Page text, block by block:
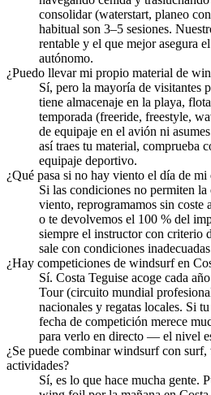
consolidar (waterstart, planeo
habitual son 3–5 sesiones.
rentable y el que mejor asegura
autónomo.
¿Puedo llevar mi propio material de
Sí, pero la mayoría de visitantes
tiene almacenaje en la playa,
temporada (freeride, freestyle,
de equipaje en el avión ni
así traes tu material, comprueba
equipaje deportivo.
¿Qué pasa si no hay viento el día de mi
Si las condiciones no permiten
viento, reprogramamos sin coste
o te devolvemos el 100 % del
siempre el instructor con criterio
sale con condiciones
¿Hay competiciones de windsurf en
Sí. Costa Teguise acoge cada
Tour (circuito mundial
nacionales y regatas locales. Si
fecha de competición merece
para verlo en directo — el nivel
¿Se puede combinar windsurf con
actividades?
Sí, es lo que hace mucha gente.